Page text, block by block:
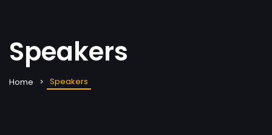
Speakers
Home Speakers